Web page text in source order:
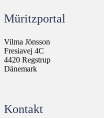
Müritzportal
Vilma Jönsson
Fresiavej 4C
4420 Regstrup
Dänemark
Kontakt